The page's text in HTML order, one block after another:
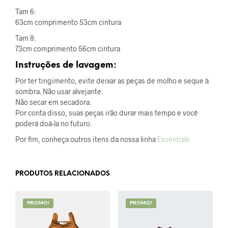
Tam 6:
63cm comprimento 53cm cintura
Tam 8:
73cm comprimento 56cm cintura
Instruções de lavagem:
Por ter tingimento, evite deixar as peças de molho e seque à
sombra. Não usar alvejante.
Não secar em secadora.
Por conta disso, suas peças irão durar mais tempo e você
poderá doá-la no futuro.
Por fim, conheça outros itens da nossa linha Essentials
PRODUTOS RELACIONADOS
PROMO! PROMO!